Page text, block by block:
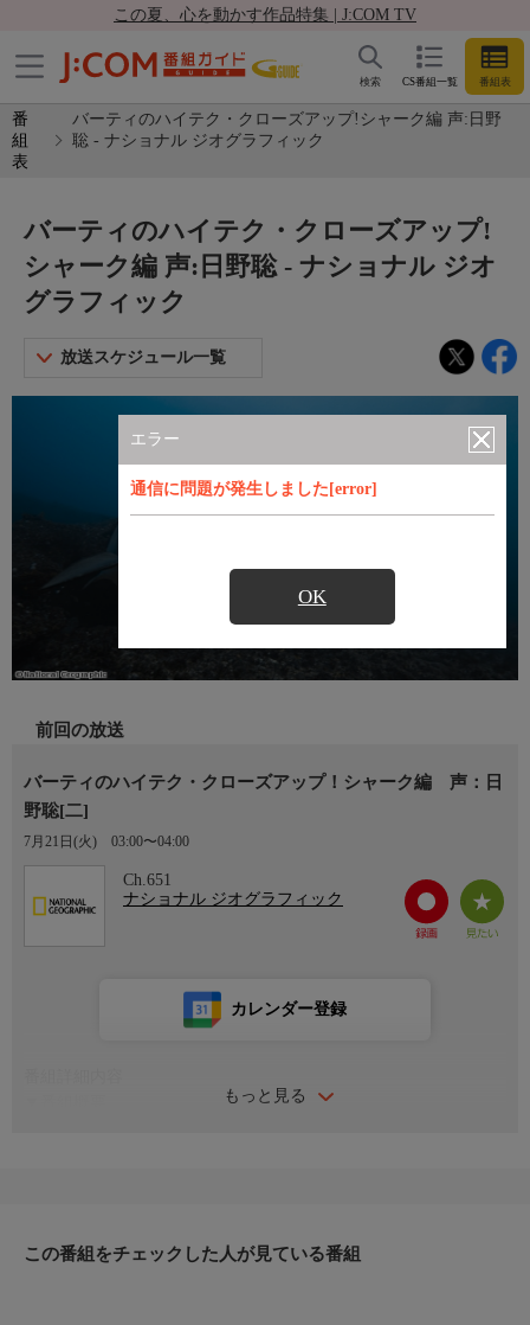
この夏、心を動かす作品特集 | J:COM TV
CS番組一覧 番組表
検索
番
組
表
バーティのハイテク・クローズアップ!シャーク編 声:日野
聡 - ナショナル ジオグラフィック
エラー
通信に問題が発生しました[error]
OK
バーティのハイテク・クローズアップ!
シャーク編 声:日野聡 - ナショナル ジオ
グラフィック
放送スケジュール一覧
前回の放送
バーティのハイテク・クローズアップ！シャーク編 声：日
野聡[二]
7月21日(火) 03:00〜04:00
Ch.651
ナショナル ジオグラフィック
もっと見る
カレンダー登録
る。ケージなしで浅瀬に潜り、オットセイを襲う巨大ザメの撮影
この番組をチェックした人が見ている番組